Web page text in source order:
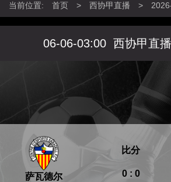
当前位置: 首页 > 西协甲直播 >
06-06-03:00 西协甲直
萨瓦德尔 0 : 0
比分